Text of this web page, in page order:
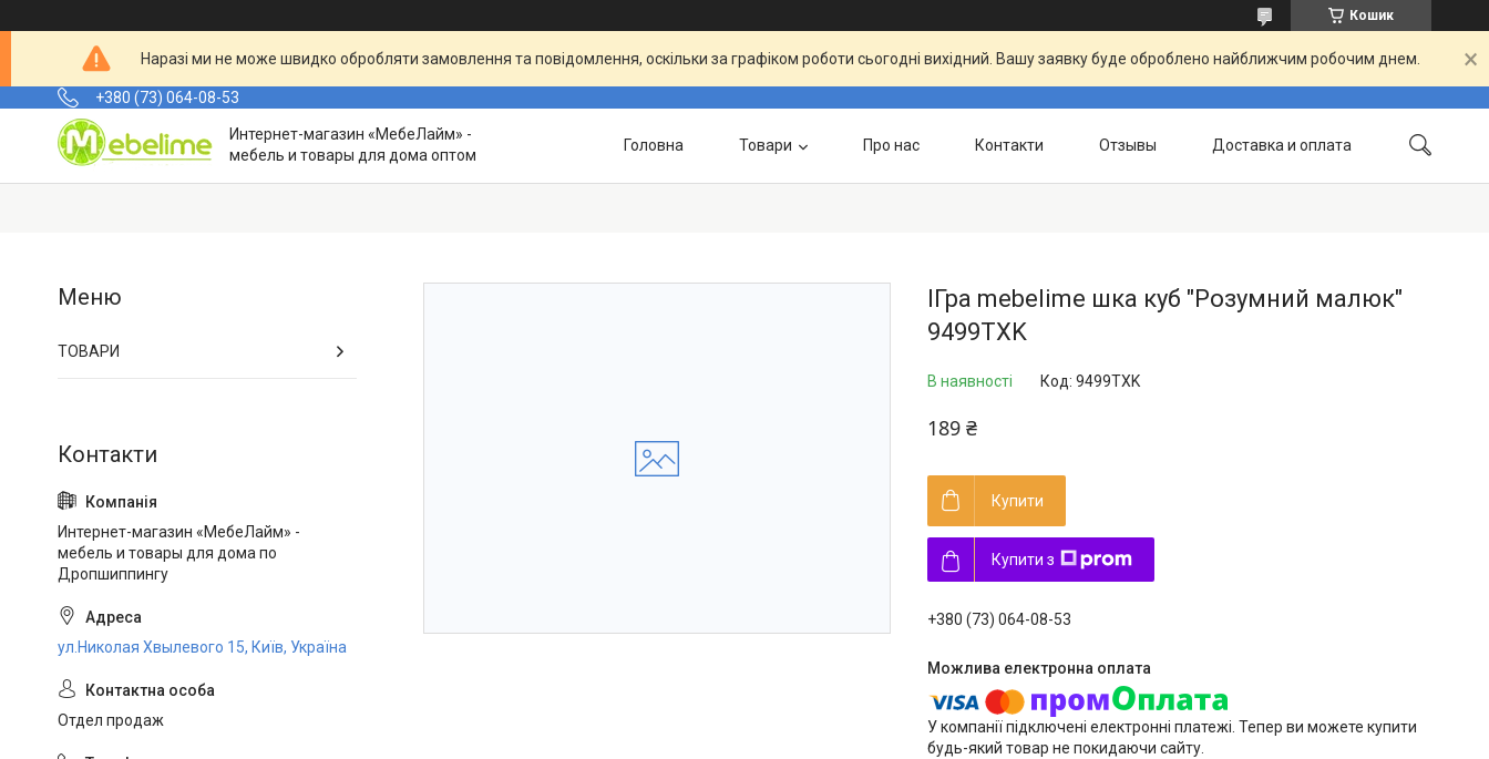
Кошик
Наразі ми не може швидко обробляти замовлення та повідомлення, оскільки за графіком роботи сьогодні вихідний. Вашу заявку буде оброблено найближчим робочим днем.
+380 (73) 064-08-53
Интернет-магазин «МебеЛайм» -
мебель и товары для дома оптом
Головна Товари Про нас Контакти Отзывы Доставка и оплата
ІГра mebelime шка куб "Розумний малюк"
9499TXK
В наявності Код: 9499TXK
189 ₴
Купити
Купити з
+380 (73) 064-08-53
У компанії підключені електронні платежі. Тепер ви можете купити
будь-який товар не покидаючи сайту.
ТОВАРИ
Интернет-магазин «МебеЛайм» -
мебель и товары для дома по
Дропшиппингу
ул.Николая Хвылевого 15, Київ, Україна
Отдел продаж